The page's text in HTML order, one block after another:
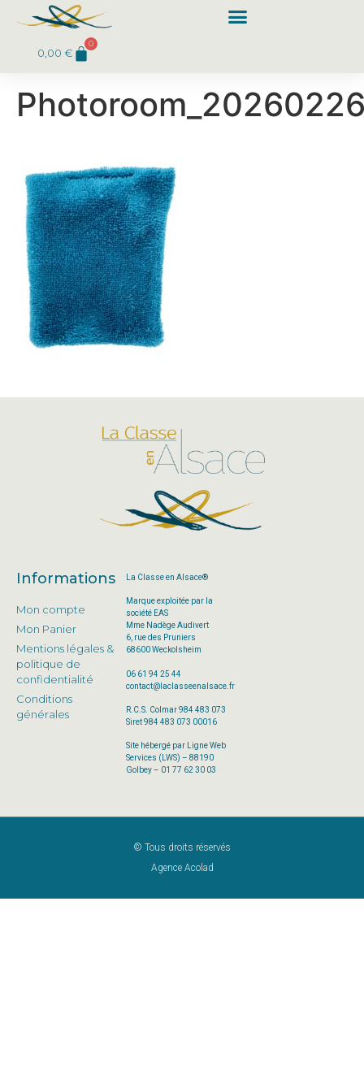
0,00€
0
Informations
Mon compte
Mon Panier
Mentions légales &
politique de
confidentialité
Conditions
générales
La Classe en Alsace®
Marque exploitée par la
société EAS
Mme Nadège Audivert
6, rue des Pruniers
68600 Weckolsheim
06 61 94 25 44
contact@laclasseenalsace.fr
R.C.S. Colmar 984 483 073
Siret 984 483 073 00016
Site hébergé par Ligne Web
Services (LWS) – 88190
Golbey – 01 77 62 30 03
© Tous droits réservés
Agence Acolad